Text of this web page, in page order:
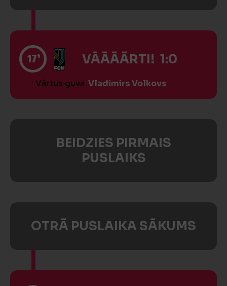
17’ VĀĀĀĀRTI! 1:0
Vārtus guva Vladimirs Volkovs
BEIDZIES PIRMAIS
PUSLAIKS
OTRĀ PUSLAIKA SĀKUMS